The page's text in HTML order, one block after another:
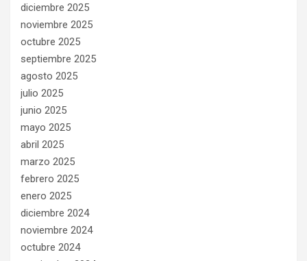
diciembre 2025
noviembre 2025
octubre 2025
septiembre 2025
agosto 2025
julio 2025
junio 2025
mayo 2025
abril 2025
marzo 2025
febrero 2025
enero 2025
diciembre 2024
noviembre 2024
octubre 2024